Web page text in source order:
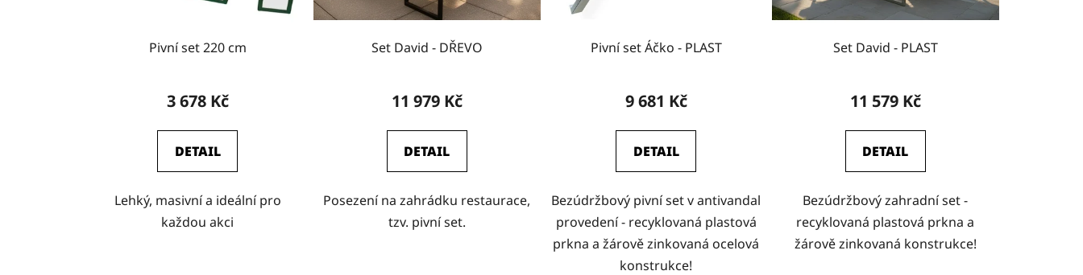
Pivní set 220 cm
3 678 Kč
DETAIL
Lehký, masivní a ideální pro
každou akci
Set David - DŘEVO
11 979 Kč
DETAIL
Posezení na zahrádku restaurace,
tzv. pivní set.
Pivní set Áčko - PLAST
9 681 Kč
DETAIL
Bezúdržbový pivní set v antivandal
provedení - recyklovaná plastová
prkna a žárově zinkovaná ocelová
konstrukce!
Set David - PLAST
11 579 Kč
DETAIL
Bezúdržbový zahradní set -
recyklovaná plastová prkna a
žárově zinkovaná konstrukce!